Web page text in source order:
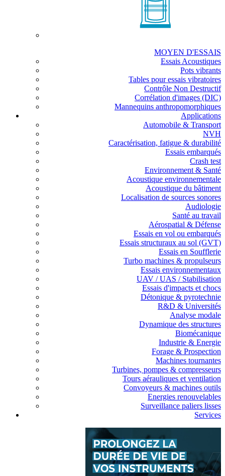
MOYEN D'ESSAIS
Essais Acoustiques
Pots vibrants
Tables pour essais vibratoires
Contrôle Non Destructif
Corrélation d'images (DIC)
Mannequins anthropomorphiques
Applications
Automobile & Transport
NVH
Caractérisation, fatigue & durabilité
Essais embarqués
Crash test
Environnement & Santé
Acoustique environnementale
Acoustique du bâtiment
Localisation de sources sonores
Audiologie
Santé au travail
Aérospatial & Défense
Essais en vol ou embarqués
Essais structuraux au sol (GVT)
Essais en Soufflerie
Turbo machines & propulseurs
Essais environnementaux
UAV / UAS / Stabilisation
Essais d'impacts et chocs
Détonique & pyrotechnie
R&D & Universités
Analyse modale
Dynamique des structures
Biomécanique
Industrie & Energie
Forage & Prospection
Machines tournantes
Turbines, pompes & compresseurs
Tours aérauliques et ventilation
Convoyeurs & machines outils
Energies renouvelables
Surveillance paliers lisses
Services